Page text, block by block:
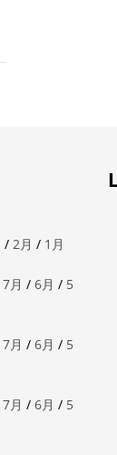
/ 2月 / 1月
7月 / 6月 / 5
7月 / 6月 / 5
7月 / 6月 / 5